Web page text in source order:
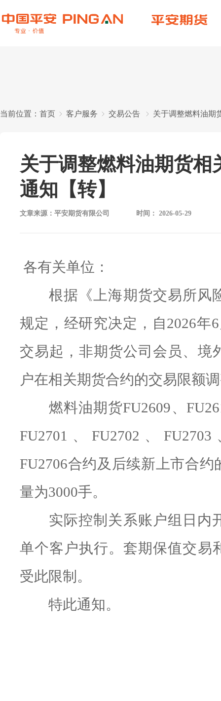
当前位置： 首页 客户服务 交易公告 关于调整燃料油期
关于调整燃料油期货相
通知【转】
文章来源： 平安期货有限公司 时间： 2026-05-29
各有关单位：
根据《上海期货交易所风
规定，经研究决定，自2026年
交易起，非期货公司会员、境
户在相关期货合约的交易限额
燃料油期货FU2609、
FU2701、FU2702、
FU2706合约及后续新上市合
量为3000手。
实际控制关系账户组日内
单个客户执行。套期保值交易
受此限制。
特此通知。